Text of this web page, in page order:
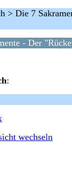
> Die 7
- Der
:
wechseln